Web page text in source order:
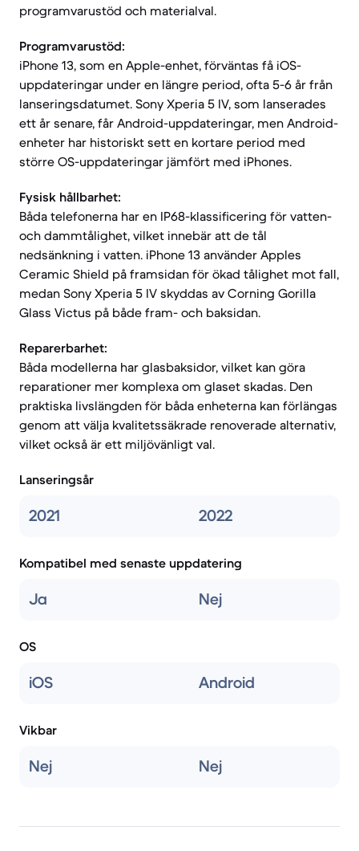
programvarustöd och materialval.
Programvarustöd:
iPhone 13, som en Apple-enhet, förväntas få iOS-
uppdateringar under en längre period, ofta 5-6 år från
lanseringsdatumet. Sony Xperia 5 IV, som lanserades
ett år senare, får Android-uppdateringar, men Android-
enheter har historiskt sett en kortare period med
större OS-uppdateringar jämfört med iPhones.
Fysisk hållbarhet:
Båda telefonerna har en IP68-klassificering för vatten-
och dammtålighet, vilket innebär att de tål
nedsänkning i vatten. iPhone 13 använder Apples
Ceramic Shield på framsidan för ökad tålighet mot fall,
medan Sony Xperia 5 IV skyddas av Corning Gorilla
Glass Victus på både fram- och baksidan.
Reparerbarhet:
Båda modellerna har glasbaksidor, vilket kan göra
reparationer mer komplexa om glaset skadas. Den
praktiska livslängden för båda enheterna kan förlängas
genom att välja kvalitetssäkrade renoverade alternativ,
vilket också är ett miljövänligt val.
Lanseringsår
2021 2022
Kompatibel med senaste uppdatering
Ja Nej
OS
iOS Android
Vikbar
Nej Nej